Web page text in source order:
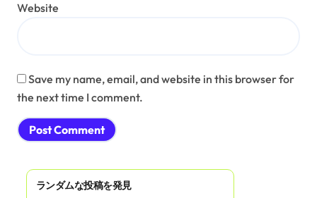
Website
Save my name, email, and website in this browser for
the next time I comment.
ランダムな投稿を発見